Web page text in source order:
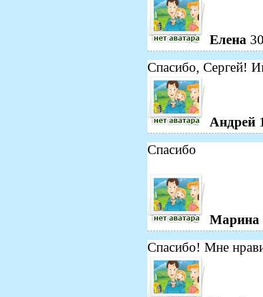
Елена
Спасибо, Сергей!
Андрей
Спасибо
Марина
Спасибо! Мне